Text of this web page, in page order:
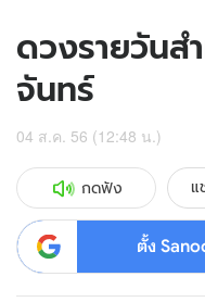
ดวงรายวันส
จันทร์
04 ส.ค. 56 (12:48 น.)
กดฟัง แ
ตั้ง